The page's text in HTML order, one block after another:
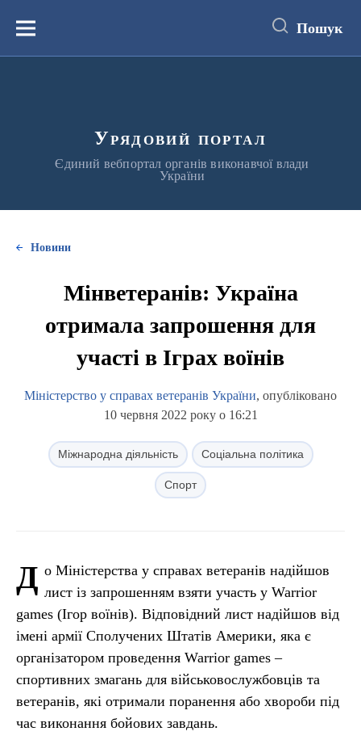
вмістуМеню Пошук
Урядовий портал
Єдиний вебпортал органів виконавчої влади
України
Новини
Мінветеранів: Україна
отримала запрошення для
участі в Іграх воїнів
Міністерство у справах ветеранів України, опубліковано
10 червня 2022 року о 16:21
Міжнародна діяльність Соціальна політика
Спорт
Д о Міністерства у справах ветеранів надійшов
лист із запрошенням взяти участь у Warrior
games (Ігор воїнів). Відповідний лист надійшов від
імені армії Сполучених Штатів Америки, яка є
організатором проведення Warrior games –
спортивних змагань для військовослужбовців та
ветеранів, які отримали поранення або хвороби під
час виконання бойових завдань.